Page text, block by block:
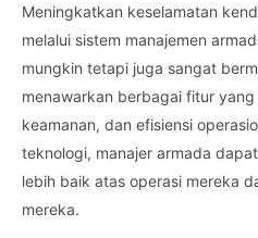
Meningkatkan keselamatan
melalui sistem manajemen
mungkin tetapi juga sangat
menawarkan berbagai fitur
keamanan, dan efisiensi
teknologi, manajer armada
lebih baik atas operasi mereka
mereka.